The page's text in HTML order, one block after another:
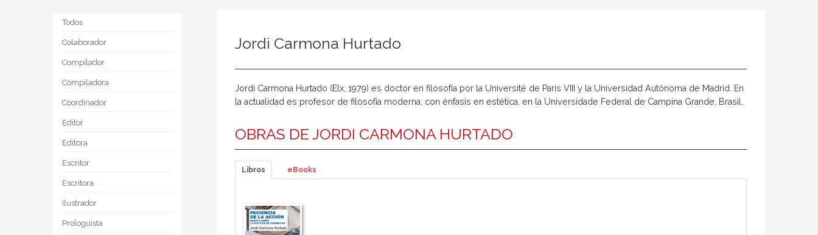
Todos
Colaborador
Compilador
Compiladora
Coordinador
Editor
Editora
Escritor
Escritora
Ilustrador
Prologuista
Jordi Carmona Hurtado
Jordi Carmona Hurtado (Elx, 1979) es doctor en filosofía por la Université de Paris VIII y la Universidad Autónoma de Madrid. En
la actualidad es profesor de filosofía moderna, con énfasis en estética, en la Universidade Federal de Campina Grande, Brasil.
OBRAS DE JORDI CARMONA HURTADO
Libros eBooks